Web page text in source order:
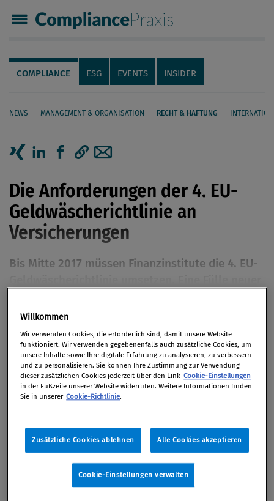
Compliance Praxis
Servicenavigation
Navigation
COMPLIANCE ESG EVENTS INSIDER
NEWS MANAGEMENT & ORGANISATION RECHT & HAFTUNG
Seiteninhalt
Die Anforderungen der 4. EU-
Geldwäscherichtlinie an
Versicherungen
Bis Mitte 2017 müssen Finanzinstitute die 4. EU-
die Verpflichteten zu. Viele Fragen sind noch
offen. Der vorliegende Aufsatz beschreibt und
analysiert die neuen Spielregeln – mit
besonderem Fokus auf Versicherungen.
Von Mag. Ulrike Pruckner-Herran
Einleitung Die 4. EU-Geldwäscherichtlinie (EU-GWRL)
Compliance Praxis Premium
Willkommen
Wir verwenden Cookies, die erforderlich sind, damit unsere Website
funktioniert. Wir verwenden gegebenenfalls auch zusätzliche Cookies, um
unsere Inhalte sowie Ihre digitale Erfahrung zu analysieren, zu verbessern
und zu personalisieren. Sie können Ihre Zustimmung zur Verwendung
dieser zusätzlichen Cookies jederzeit über den Link Cookie-Einstellungen
in der Fußzeile unserer Website widerrufen. Weitere Informationen finden
Sie in unserer Cookie-Richtlinie.
Zusätzliche Cookies ablehnen Alle Cookies akzeptieren
Cookie-Einstellungen verwalten